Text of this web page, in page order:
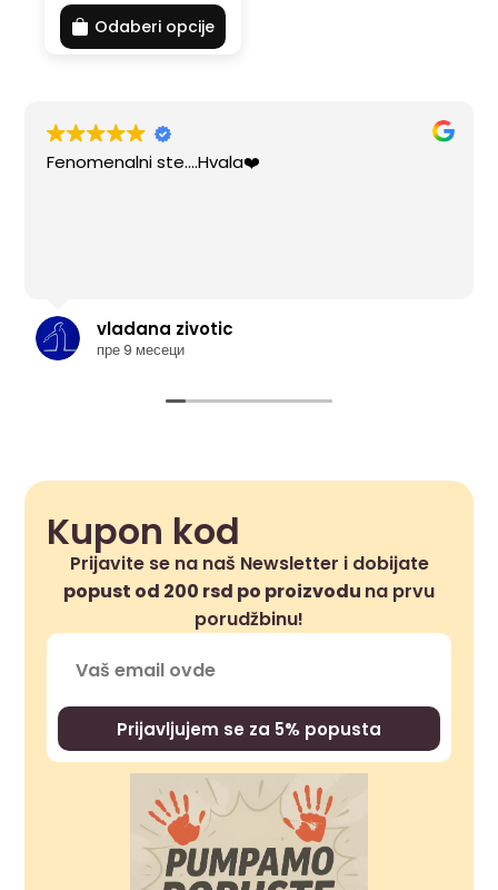
Odaberi opcije
Fenomenalni ste....Hvala❤️
vladana zivotic
пре 9 месеци
Kupon kod
Prijavite se na naš Newsletter i dobijate
popust od 200 rsd po proizvodu na prvu
porudžbinu!
Prijavljujem se za 5% popusta